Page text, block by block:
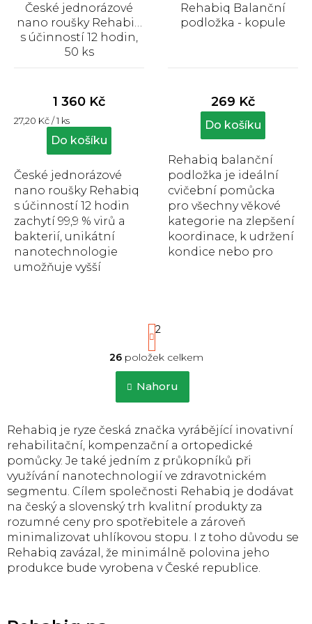
České jednorázové
nano roušky Rehabiq
s účinností 12 hodin,
50 ks
produktu
5,0
1 360 Kč
Měrná
27,20 Kč / 1 ks
Do košíku
České jednorázové
nano roušky Rehabiq
s účinností 12 hodin
zachytí 99,9 % virů a
bakterií, unikátní
nanotechnologie
umožňuje vyšší
Rehabiq Balanční
podložka - kopule
produktu
je
4,9
hvězdiček.
269 Kč
Do košíku
Rehabiq balanční
podložka je ideální
cvičební pomůcka
pro všechny věkové
kategorie na zlepšení
koordinace, k udržení
kondice nebo pro
O
l
á
a
c
í
p
r
v
k
y
v
ý
p
S
t
r
á
n
k
o
á
n
í
2
26položek celkem
Nahoru
Rehabiq je ryze česká značka vyrábějící inovativní
rehabilitační, kompenzační a ortopedické
pomůcky. Je také jedním z průkopníků při
využívání nanotechnologií ve zdravotnickém
segmentu. Cílem společnosti Rehabiq je dodávat
na český a slovenský trh kvalitní produkty za
rozumné ceny pro spotřebitele a zároveň
minimalizovat uhlíkovou stopu. I z toho důvodu se
Rehabiq zavázal, že minimálně polovina jeho
produkce bude vyrobena v České republice.